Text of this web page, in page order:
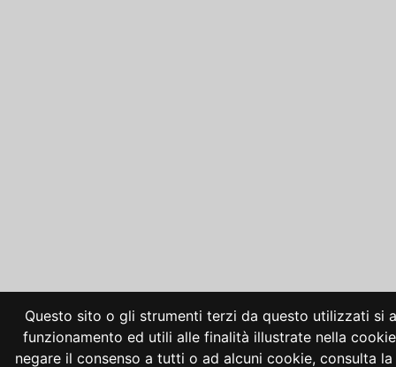
Questo sito o gli strumenti terzi da questo utilizzati si
funzionamento ed utili alle finalità illustrate nella
negare il consenso a tutti o ad alcuni cookie, consulta